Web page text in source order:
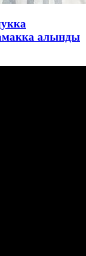
алынды